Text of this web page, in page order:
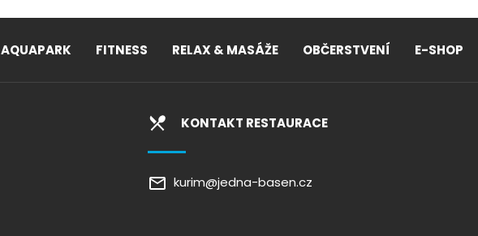
AQUAPARK FITNESS RELAX & MASÁŽE OBČERSTVENÍ E-SHOP
KONTAKT RESTAURACE
kurim@jedna-basen.cz